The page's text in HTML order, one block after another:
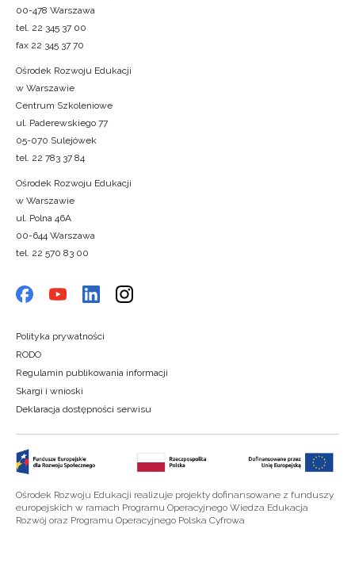
00-478 Warszawa
tel. 22 345 37 00
fax 22 345 37 70
Ośrodek Rozwoju Edukacji
w Warszawie
Centrum Szkoleniowe
ul. Paderewskiego 77
05-070 Sulejówek
tel. 22 783 37 84
Ośrodek Rozwoju Edukacji
w Warszawie
ul. Polna 46A
00-644 Warszawa
tel. 22 570 83 00
Polityka prywatności
RODO
Regulamin publikowania informacji
Skargi i wnioski
Deklaracja dostępności serwisu
Ośrodek Rozwoju Edukacji realizuje projekty dofinansowane z funduszy
europejskich w ramach Programu Operacyjnego Wiedza Edukacja
Rozwój oraz Programu Operacyjnego Polska Cyfrowa